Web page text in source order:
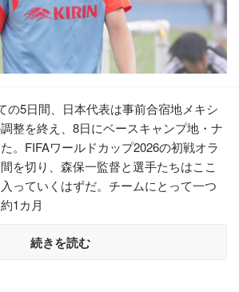
の5日間、日本代表は事前合宿地メキシ
整を終え、8日にベースキャンプ地・ナ
。FIFAワールドカップ2026の初戦オラ
を切り、森保一監督と選手たちはここ
っていくはずだ。チームにとって一つ
1カ月
続きを読む